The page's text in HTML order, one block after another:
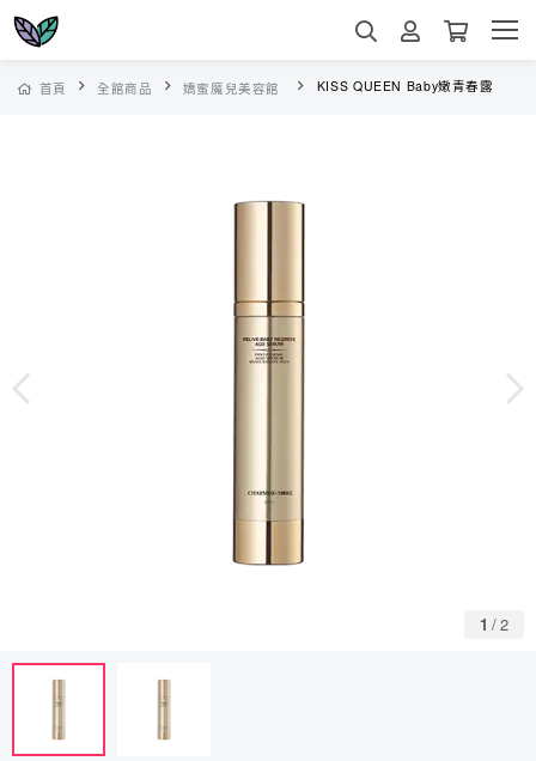
首頁 全館商品 嬌蜜魔兒美容館 KISS QUEEN Baby嫩青春露
1 /2